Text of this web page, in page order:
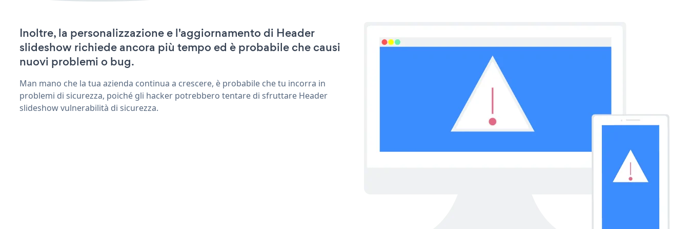
Inoltre, la personalizzazione e l'aggiornamento di Header
slideshow richiede ancora più tempo ed è probabile che causi
nuovi problemi o bug.
Man mano che la tua azienda continua a crescere, è probabile che tu incorra in
problemi di sicurezza, poiché gli hacker potrebbero tentare di sfruttare Header
slideshow vulnerabilità di sicurezza.